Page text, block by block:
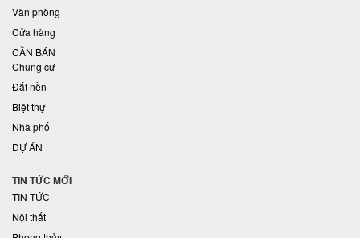
Văn phòng
Cửa hàng
CẦN BÁN
Chung cư
Đất nền
Biệt thự
Nhà phố
DỰ ÁN
TIN TỨC MỚI
TIN TỨC
Nội thất